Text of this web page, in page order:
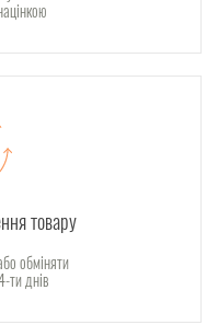
товару
обміняти
ти днів